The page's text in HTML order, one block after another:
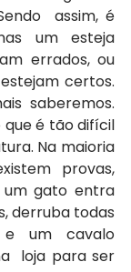
assim, é
um esteja
errados, ou
certos.
saberemos.
que é tão difícil
Na maioria
provas,
um gato entra
derruba todas
um cavalo
loja para ser